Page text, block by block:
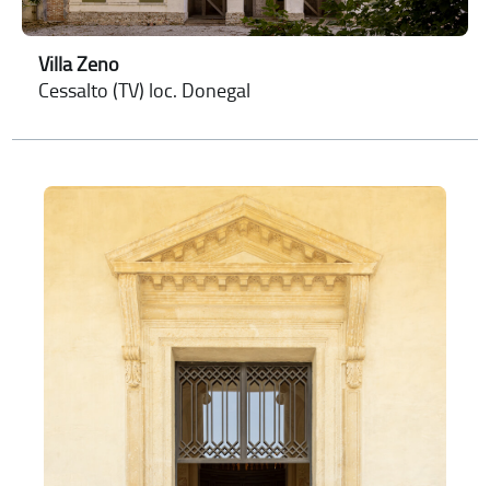
Villa Zeno
Cessalto (TV) loc. Donegal